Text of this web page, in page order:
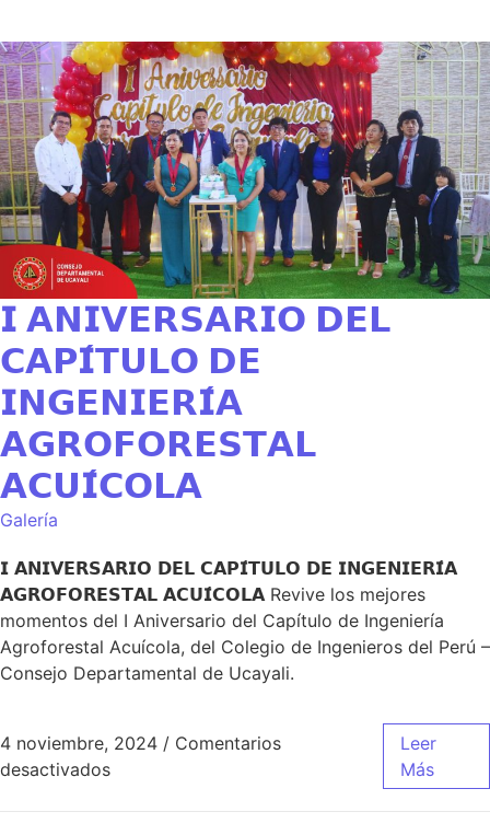
𝗜 𝗔𝗡𝗜𝗩𝗘𝗥𝗦𝗔𝗥𝗜𝗢 𝗗𝗘𝗟
𝗖𝗔𝗣𝗜́𝗧𝗨𝗟𝗢 𝗗𝗘
𝗜𝗡𝗚𝗘𝗡𝗜𝗘𝗥𝗜́𝗔
𝗔𝗚𝗥𝗢𝗙𝗢𝗥𝗘𝗦𝗧𝗔𝗟
𝗔𝗖𝗨𝗜́𝗖𝗢𝗟𝗔
Galería
𝗜 𝗔𝗡𝗜𝗩𝗘𝗥𝗦𝗔𝗥𝗜𝗢 𝗗𝗘𝗟 𝗖𝗔𝗣𝗜́𝗧𝗨𝗟𝗢 𝗗𝗘 𝗜𝗡𝗚𝗘𝗡𝗜𝗘𝗥𝗜́𝗔
𝗔𝗚𝗥𝗢𝗙𝗢𝗥𝗘𝗦𝗧𝗔𝗟 𝗔𝗖𝗨𝗜́𝗖𝗢𝗟𝗔 Revive los mejores
momentos del I Aniversario del Capítulo de Ingeniería
Agroforestal Acuícola, del Colegio de Ingenieros del Perú –
Consejo Departamental de Ucayali.
4 noviembre, 2024 / Comentarios
desactivados
Leer
Más